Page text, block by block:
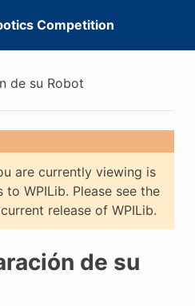
Competition
de su Robot
are currently viewing is
WPILib. Please see the
release of WPILib.
de su